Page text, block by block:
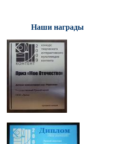
Наши награды